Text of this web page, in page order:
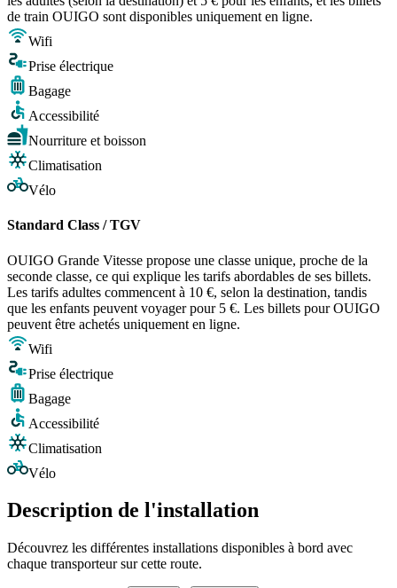
de train OUIGO sont disponibles uniquement en ligne.
Wifi
Prise électrique
Bagage
Accessibilité
Nourriture et boisson
Climatisation
Vélo
Standard Class / TGV
OUIGO Grande Vitesse propose une classe unique, proche de la
seconde classe, ce qui explique les tarifs abordables de ses billets.
Les tarifs adultes commencent à 10 €, selon la destination, tandis
que les enfants peuvent voyager pour 5 €. Les billets pour OUIGO
peuvent être achetés uniquement en ligne.
Wifi
Prise électrique
Bagage
Accessibilité
Climatisation
Vélo
Description de l'installation
Découvrez les différentes installations disponibles à bord avec
chaque transporteur sur cette route.